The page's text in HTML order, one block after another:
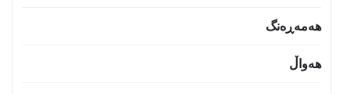
هەمەڕەنگ
هەواڵ